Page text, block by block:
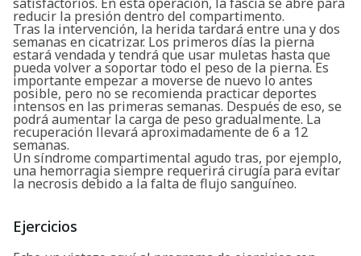
reducir la presión dentro del compartimento.
Tras la intervención, la herida tardará entre una y dos
semanas en cicatrizar. Los primeros días la pierna
estará vendada y tendrá que usar muletas hasta que
pueda volver a soportar todo el peso de la pierna. Es
importante empezar a moverse de nuevo lo antes
posible, pero no se recomienda practicar deportes
intensos en las primeras semanas. Después de eso, se
podrá aumentar la carga de peso gradualmente. La
recuperación llevará aproximadamente de 6 a 12
semanas.
Un síndrome compartimental agudo tras, por ejemplo,
una hemorragia siempre requerirá cirugía para evitar
la necrosis debido a la falta de flujo sanguíneo.
Ejercicios